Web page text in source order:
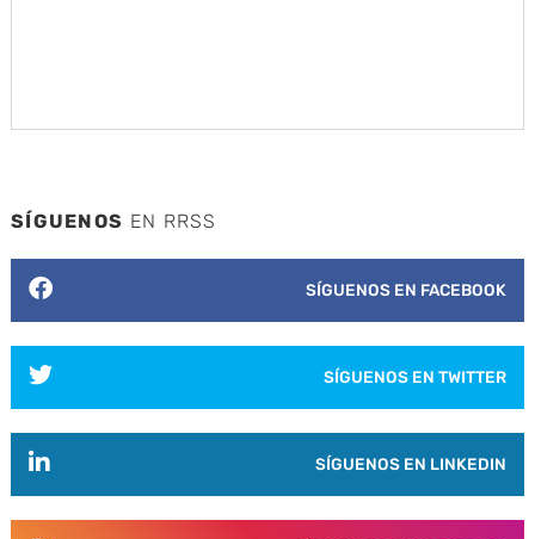
SÍGUENOS EN RRSS
SÍGUENOS EN FACEBOOK
SÍGUENOS EN TWITTER
SÍGUENOS EN LINKEDIN